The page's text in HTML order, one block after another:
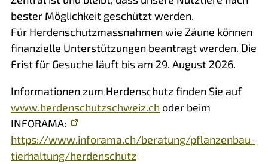
bester Möglichkeit geschützt werden.
Für Herdenschutzmassnahmen wie Zäune können
finanzielle Unterstützungen beantragt werden. Die
Frist für Gesuche läuft bis am 29. August 2026.
Informationen zum Herdenschutz finden Sie auf
www.herdenschutzschweiz.ch oder beim
INFORAMA:
https://www.inforama.ch/beratung/pflanzenbau-
tierhaltung/herdenschutz